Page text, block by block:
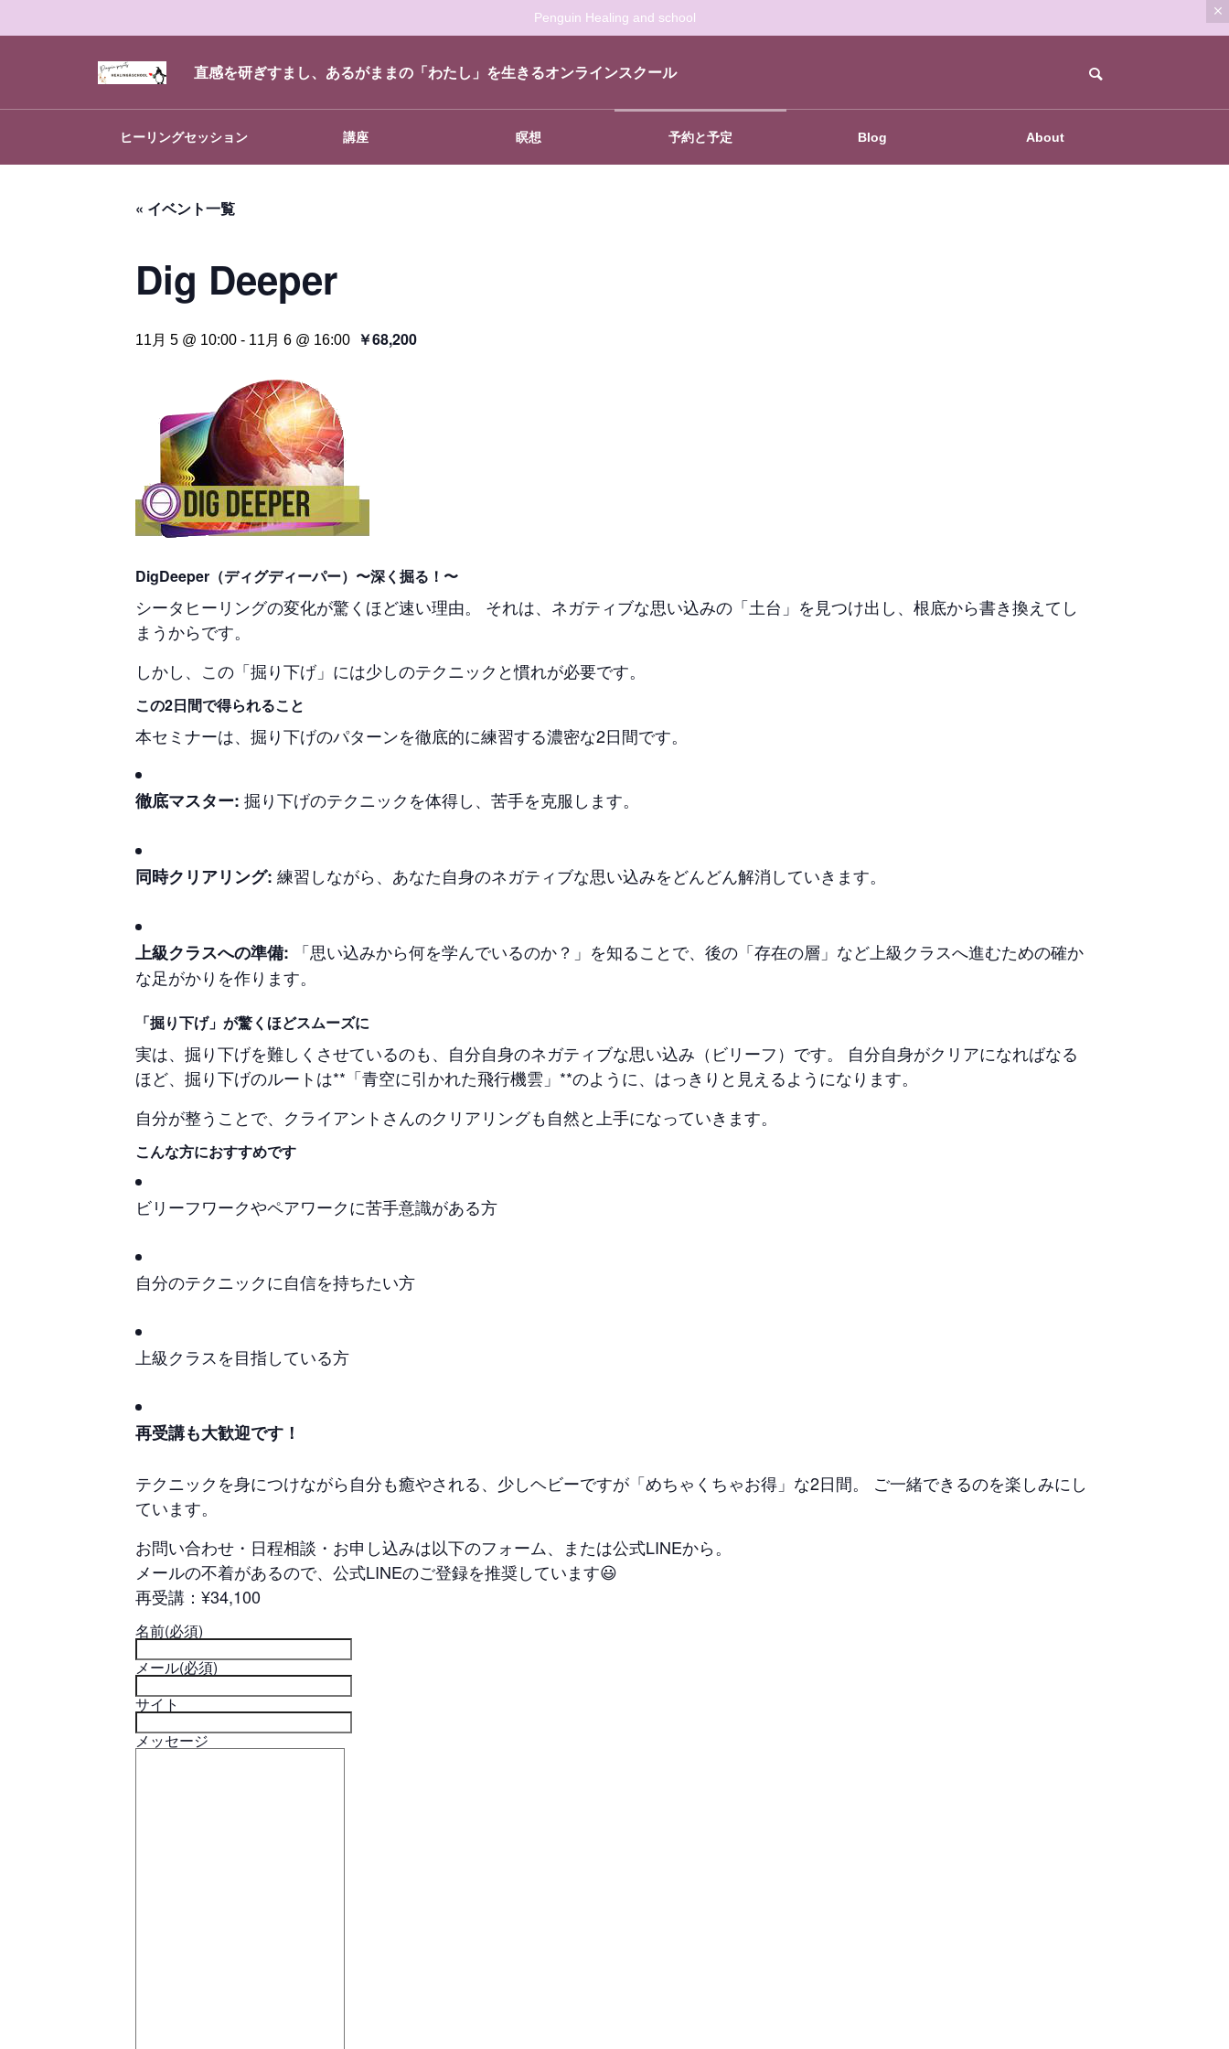
Penguin Healing and school
直感を研ぎすまし、あるがままの「わたし」を生きるオンラインスクール
ヒーリングセッション 講座 瞑想 予約と予定 Blog About
« イベント一覧
Dig Deeper
11月 5 @ 10:00 - 11月 6 @ 16:00 ￥68,200
DigDeeper（ディグディーパー）〜深く掘る！〜
シータヒーリングの変化が驚くほど速い理由。 それは、ネガティブな思い込みの「土台」を見つけ出し、根底から書き換えてし
まうからです。
しかし、この「掘り下げ」には少しのテクニックと慣れが必要です。
この2日間で得られること
本セミナーは、掘り下げのパターンを徹底的に練習する濃密な2日間です。
徹底マスター: 掘り下げのテクニックを体得し、苦手を克服します。
同時クリアリング: 練習しながら、あなた自身のネガティブな思い込みをどんどん解消していきます。
上級クラスへの準備: 「思い込みから何を学んでいるのか？」を知ることで、後の「存在の層」など上級クラスへ進むための確か
な足がかりを作ります。
「掘り下げ」が驚くほどスムーズに
実は、掘り下げを難しくさせているのも、自分自身のネガティブな思い込み（ビリーフ）です。 自分自身がクリアになればなる
ほど、掘り下げのルートは**「青空に引かれた飛行機雲」**のように、はっきりと見えるようになります。
自分が整うことで、クライアントさんのクリアリングも自然と上手になっていきます。
こんな方におすすめです
ビリーフワークやペアワークに苦手意識がある方
自分のテクニックに自信を持ちたい方
上級クラスを目指している方
再受講も大歓迎です！
テクニックを身につけながら自分も癒やされる、少しヘビーですが「めちゃくちゃお得」な2日間。 ご一緒できるのを楽しみにし
ています。
お問い合わせ・日程相談・お申し込みは以下のフォーム、または公式LINEから。
メールの不着があるので、公式LINEのご登録を推奨しています😃
再受講：¥34,100
名前(必須)
メール(必須)
サイト
メッセージ